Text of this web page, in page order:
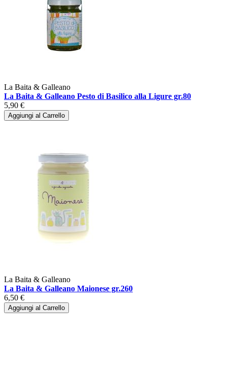
La Baita & Galleano
La Baita & Galleano Pesto di Basilico alla Ligure gr.80
5,90 €
Aggiungi al Carrello
La Baita & Galleano
La Baita & Galleano Maionese gr.260
6,50 €
Aggiungi al Carrello